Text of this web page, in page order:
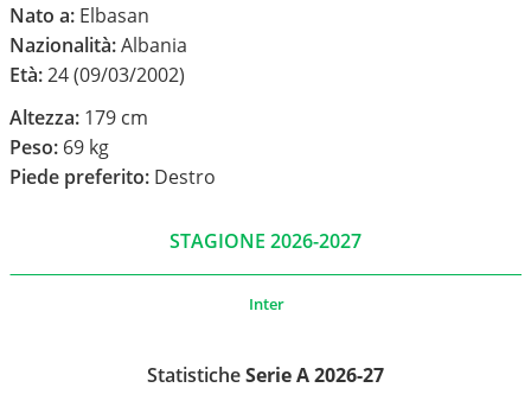
Nato a: Elbasan
Nazionalità:Albania
Età:24 (09/03/2002)
Altezza: 179 cm
Peso: 69 kg
Piede preferito: Destro
STAGIONE 2026-2027
Inter
StatisticheSerie A 2026-27